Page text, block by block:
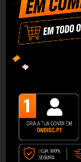
Painéis de LED
barraca.
As
a posição, para